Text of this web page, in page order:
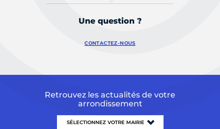
Une question ?
CONTACTEZ-NOUS
Retrouvez les actualités de votre
arrondissement